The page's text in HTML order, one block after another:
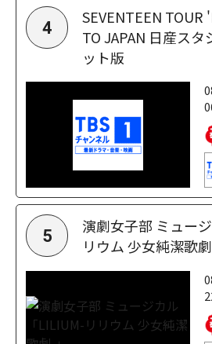
4
SEVENTEEN TOUR
TO JAPAN 日産ス
ット版
5
演劇女子部 ミュー
リウム 少女純潔歌劇